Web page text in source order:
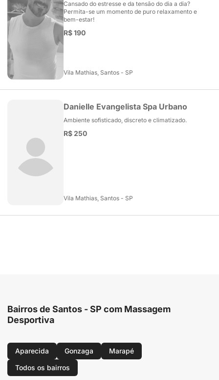
Cansado do estresse e da tensão do dia a dia?
Permita-se um momento de puro relaxamento e
bem-estar!
R$ 190
Vila Mathias, Santos - SP
Danielle Evangelista Spa Urbano
Ambiente sofisticado, discreto e climatizado.
R$ 250
Vila Mathias, Santos - SP
Bairros de Santos - SP com Massagem
Desportiva
Aparecida Gonzaga
Marapé
Todos os bairros